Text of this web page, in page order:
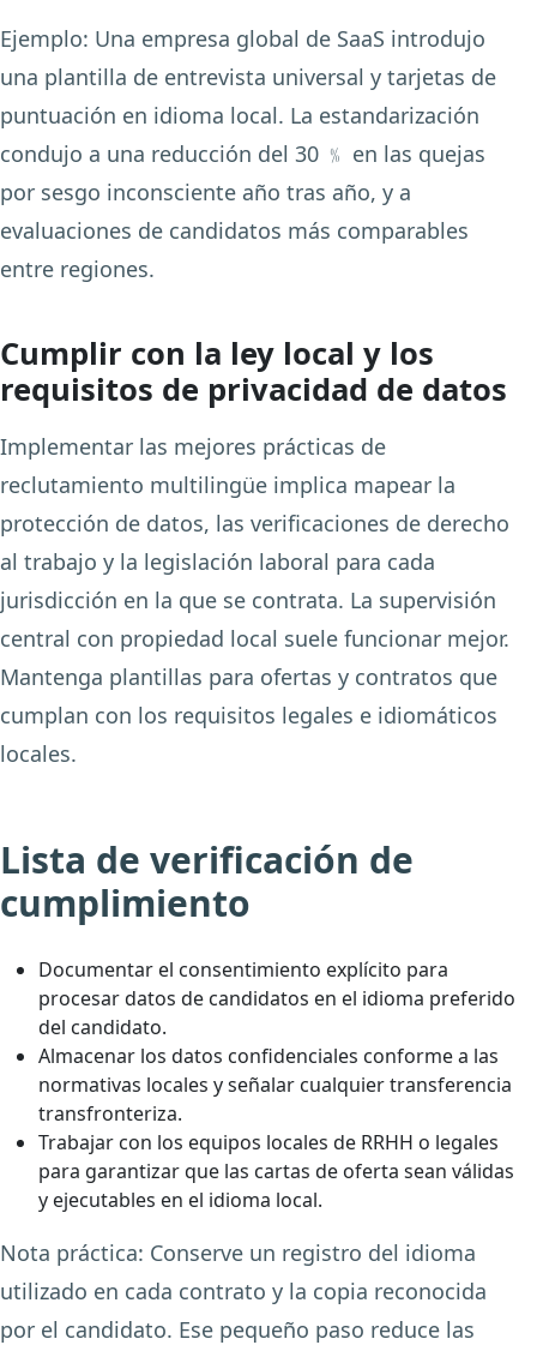
Ejemplo: Una empresa global de SaaS introdujo
una plantilla de entrevista universal y tarjetas de
puntuación en idioma local. La estandarización
condujo a una reducción del 30 ﹪ en las quejas
por sesgo inconsciente año tras año, y a
evaluaciones de candidatos más comparables
entre regiones.
Cumplir con la ley local y los
requisitos de privacidad de datos
Implementar las mejores prácticas de
reclutamiento multilingüe implica mapear la
protección de datos, las verificaciones de derecho
al trabajo y la legislación laboral para cada
jurisdicción en la que se contrata. La supervisión
central con propiedad local suele funcionar mejor.
Mantenga plantillas para ofertas y contratos que
cumplan con los requisitos legales e idiomáticos
locales.
Lista de verificación de
cumplimiento
Documentar el consentimiento explícito para
procesar datos de candidatos en el idioma preferido
del candidato.
Almacenar los datos confidenciales conforme a las
normativas locales y señalar cualquier transferencia
transfronteriza.
Trabajar con los equipos locales de RRHH o legales
para garantizar que las cartas de oferta sean válidas
y ejecutables en el idioma local.
Nota práctica: Conserve un registro del idioma
utilizado en cada contrato y la copia reconocida
por el candidato. Ese pequeño paso reduce las